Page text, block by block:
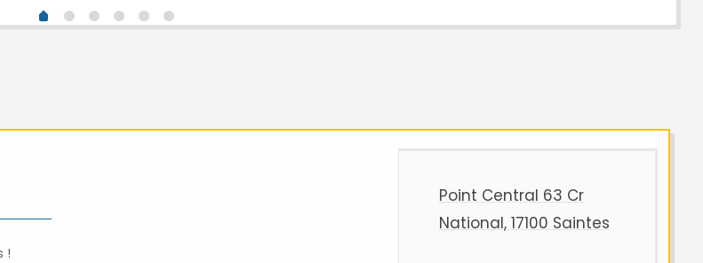
!
Point Central 63 Cr
National, 17100 Saintes